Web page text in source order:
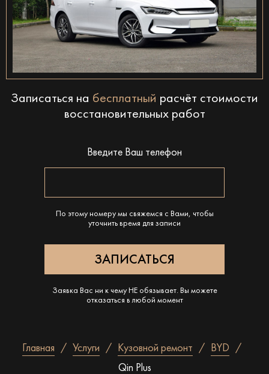
Записаться на бесплатный расчёт стоимости
восстановительных работ
Введите Ваш телефон
По этому номеру мы свяжемся с Вами, чтобы
уточнить время для записи
Заявка Вас ни к чему НЕ обязывает. Вы можете
отказаться в любой момент
Главная Услуги Кузовной ремонт
BYD
Qin Plus